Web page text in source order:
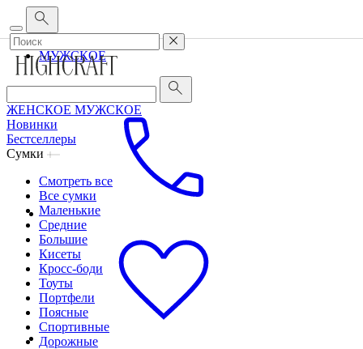
Корпоративным клиентам
ЖЕНСКОЕ
МУЖСКОЕ
ЖЕНСКОЕ МУЖСКОЕ
Новинки
Бестселлеры
Сумки
Смотреть все
Все сумки
Маленькие
Средние
Большие
Кисеты
Кросс-боди
Тоуты
Портфели
Поясные
Спортивные
Дорожные